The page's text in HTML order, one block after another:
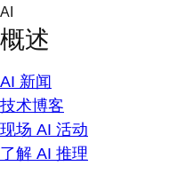
Skip
content
AI
概述
AI 新闻
技术博客
现场 AI 活动
了解 AI 推理